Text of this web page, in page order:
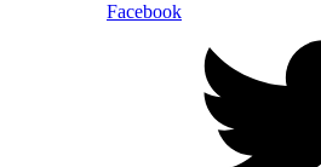
Facebook